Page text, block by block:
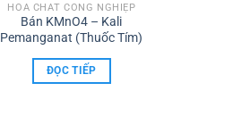
HÓA CHẤT CÔNG NGHIỆP
Bán KMnO4 – Kali
Pemanganat (Thuốc Tím)
ĐỌC TIẾP